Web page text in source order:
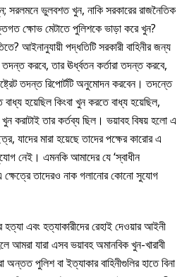
সরলমনে ভুলবশত খুন, নাকি সরকারের রাজনৈতিক
ক্ষোভ মেটাতে পুলিশকে ভাড়া করে খুন?
আইনানুযায়ী পদ্ধতিটি সরকারী বাহিনীর জন্য
করবে, তার ঊর্ধ্বতন কর্তারা তদন্ত করবে,
তদন্ত রিপোর্টটি অনুমোদন করবেন। তদন্তে
বাধ্য হয়েছিল কিংবা খুন করতে বাধ্য হয়েছিল,
করাটাই তার কর্তব্য ছিল। ভয়াবহ বিষয় হলো এ
যাদের মারা হয়েছে তাদের পক্ষের কারোর এ
নেই। এমনকি আমাদের যে ‘স্বাধীন
এ ক্ষেত্রে তাদেরও নাক গলানোর কোনো সুযোগ
হত্যা এবং হত্যাকারীদের রেহাই দেওয়ার আইনী
আমরা যারা এসব ভয়াবহ অমানবিক খুন-খারাবী
অন্তত পুলিশ বা ইত্যাকার বাহিনীগুলির হাতে বিনা